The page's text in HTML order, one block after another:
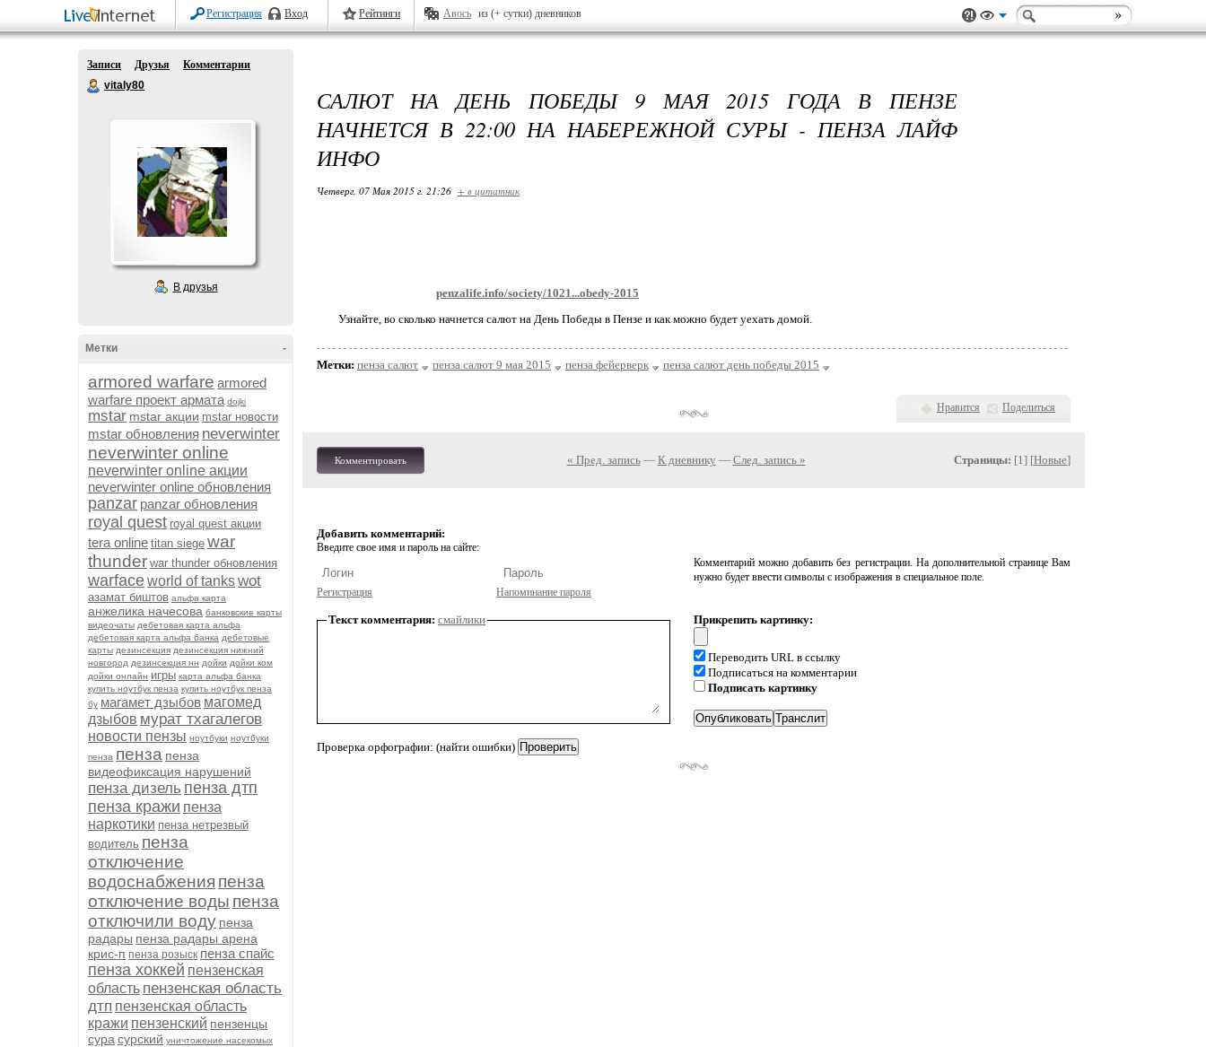
Регистрация Вход Рейтинги Авось из (+ сутки) дневников
Записи Друзья
Комментарии
vitaly80
В друзья
-
Метки
armored warfare armored
warfare проект армата dojki
mstar mstar акции mstar новости
mstar обновления neverwinter
neverwinter online
neverwinter online акции
neverwinter online обновления
panzar panzar обновления
royal quest royal quest акции
tera online titan siege war
thunder war thunder обновления
warfaceworld of tankswot
азамат биштов альфа карта
анжелика начесова банковские карты
видеочаты дебетовая карта альфа
дебетовая карта альфа банка дебетовые
карты дезинсекция дезинсекция нижний
новгород дезинсекция нн дойки дойки ком
дойки онлайн игры карта альфа банка
купить ноутбук пенза купить ноутбук пенза
бу магамет дзыбов магомед
дзыбов мурат тхагалегов
новости пензы ноутбуки ноутбуки
пенза пенза пенза
видеофиксация нарушений
пенза дизель пенза дтп
пенза кражи пенза
наркотики пенза нетрезвый
водитель пенза
отключение
водоснабжения пенза
отключение воды пенза
отключили воду пенза
радары пенза радары арена
крис-п пенза розыск пенза спайс
пенза хоккей пензенская
область пензенская область
дтп пензенская область
кражи пензенский пензенцы
сура сурский уничтожение насекомых
САЛЮТ НА ДЕНЬ ПОБЕДЫ 9 МАЯ 2015 ГОДА В ПЕНЗЕ
НАЧНЕТСЯ В 22:00 НА НАБЕРЕЖНОЙ СУРЫ - ПЕНЗА ЛАЙФ
ИНФО
Четверг, 07 Мая 2015 г. 21:26 + в цитатник
penzalife.info/society/1021...obedy-2015
Узнайте, во сколько начнется салют на День Победы в Пензе и как можно будет уехать домой.
Метки: пенза салют пенза салют 9 мая 2015 пенза фейерверк пенза салют день победы 2015
Нравится Поделиться
Комментировать « Пред. запись— К дневнику — След. запись » Страницы: [1] [Новые]
Добавить комментарий:
Введите свое имя и пароль на сайте:
Регистрация Напоминание пароля
Комментарий можно добавить без регистрации. На дополнительной странице Вам
нужно будет ввести символы с изображения в специальное поле.
Текст комментария: смайлики
Проверка орфографии: (найти ошибки)
Прикрепить картинку:
Переводить URL в ссылку
Подписаться на комментарии
Подписать картинку